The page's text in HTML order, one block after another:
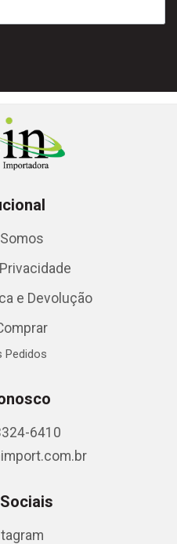
e Devolução
Pedidos
6410